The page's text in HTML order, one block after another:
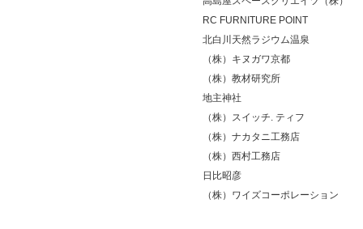
RC FURNITURE POINT
北白川天然ラジウム温泉
（株）キヌガワ京都
（株）教材研究所
地主神社
（株）スイッチ. ティフ
（株）ナカタニ工務店
（株）西村工務店
日比昭彦
（株）ワイズコーポレーション